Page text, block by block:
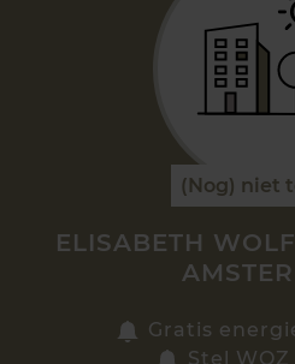
(Nog) niet
ELISABETH
Gratis
Stel